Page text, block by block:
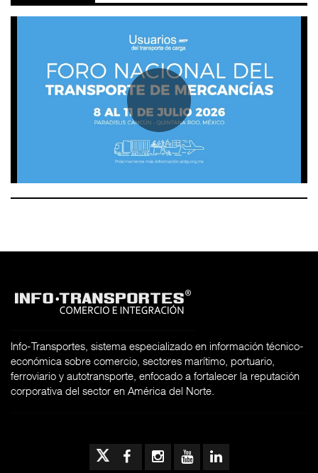
Info-Transportes, sistema especializado en información técnico-
económica sobre comercio, sectores marítimo, portuario,
ferroviario y autotransporte, enfocado a fortalecer la reputación
corporativa del sector en América del Norte.